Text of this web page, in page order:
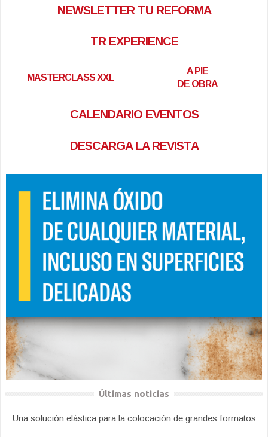
NEWSLETTER TU REFORMA
TR EXPERIENCE
MASTERCLASS XXL
A PIE
DE OBRA
CALENDARIO EVENTOS
DESCARGA LA REVISTA
Últimas noticias
Una solución elástica para la colocación de grandes formatos